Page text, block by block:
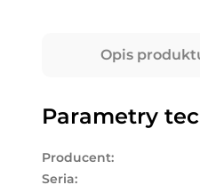
Opis
Parametry
Producent:
Seria: